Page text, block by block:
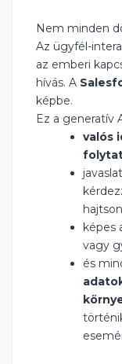
Nem minden
Az ügyfél-
az emberi
hívás. A
képbe.
Ez a generatív
valós
képes
vagy
és